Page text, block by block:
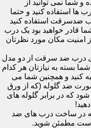
شما نمی توانید از
ها استفاده کنید و حتما
ضدسرقت استفاده کنید
قادر خواهید بود یک درب
امنیت مکان مورد نظرتان
درب ضد سرقت از دو مدل
بسته به نیازتان هر کدام
کنید و همچنین شما می
ضد گلوله (که از ورق
که در برابر گلوله های
که در ساخت درب های ضد
است مطمئن شوید.